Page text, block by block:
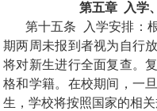
第五章
入学
第十五条
入学安排：
期两周未报到者视为自行
将对新生进行全面复查。
格和学籍。在校期间，一
生，学校将按照国家的相